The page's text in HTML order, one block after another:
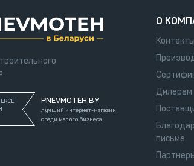
PNEVMOTEH.BY
лучший интернет-магазин
среди малого бизнеса
О
Контакты
Дилерам
письма